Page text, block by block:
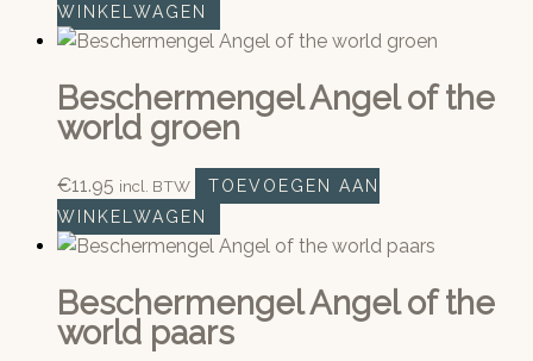
WINKELWAGEN
Beschermengel Angel of the
world groen
€11.95 incl. BTW
TOEVOEGEN AAN
WINKELWAGEN
Beschermengel Angel of the
world paars